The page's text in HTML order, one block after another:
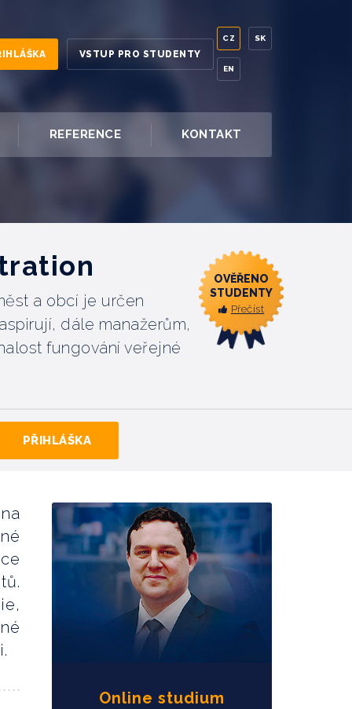
VSTUP PRO STUDENTY
CZ
EN
SK
REFERENCE KONTAKT
a obcí je určen
dále manažerům,
fungování veřejné
OVĚŘENO
STUDENTY
Přečíst
PŘIHLÁŠKA
Online studium